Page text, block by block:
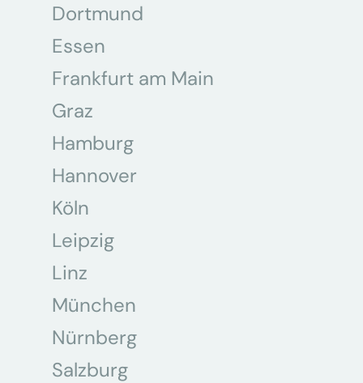
Dortmund
Essen
Frankfurt am Main
Graz
Hamburg
Hannover
Köln
Leipzig
Linz
München
Nürnberg
Salzburg